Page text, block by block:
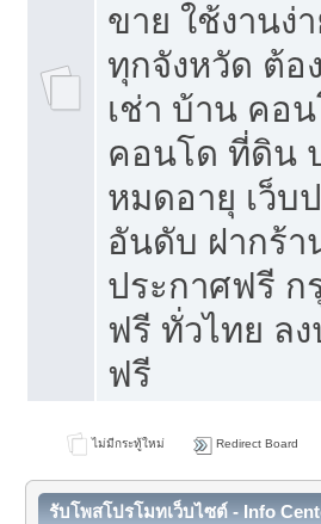
ขาย ใช้งานง่
ทุกจังหวัด ต้อ
เช่า บ้าน คอ
คอนโด ที่ดิน
หมดอายุ เว็บ
อันดับ ฝากร้า
ประกาศฟรี ก
ฟรี ทั่วไทย ล
ฟรี
ไม่มีกระทู้ใหม่ Redirect Board
รับโพสโปรโมทเว็บไซต์ - Info